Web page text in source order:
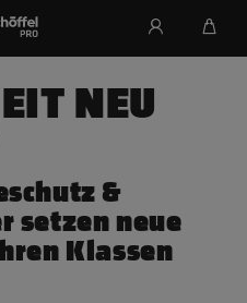
NEU
&
setzen neue
Klassen